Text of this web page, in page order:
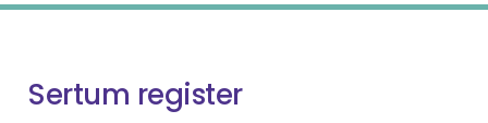
Sertum register